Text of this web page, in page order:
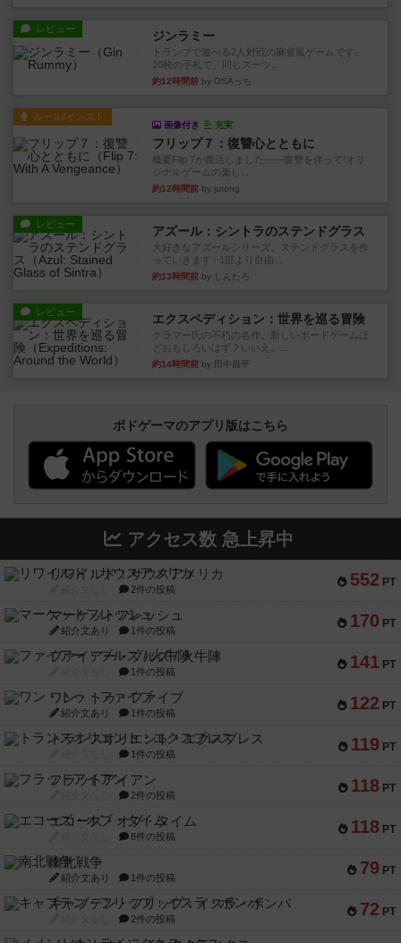
レビュー ジンラミー
トランプで遊べる2人対戦の麻雀風ゲームです。
10枚の手札で、同じスーツ...
約12時間前 by OSAっち
ルール/インスト
画像付き 充実
フリップ７：復讐心とともに
概要Flip 7が復活しました――復讐を伴って!オリ
ジナルゲームの楽し...
約12時間前 by jurong
レビュー アズール：シントラのステンドグラス
大好きなアズールシリーズ。ステンドグラスを作
っていきます✨1部より自由...
約13時間前 by しんたろ
レビュー エクスペディション：世界を巡る冒険
クラマー氏の不朽の名作。新しいボードゲームほ
どおもしろいはず？いいえ。...
約14時間前 by 田中昌平
ボドゲーマのアプリ版はこちら
アクセス数 急上昇中
552 PT
リワイルド：サウスアメリカ
2件の投稿
170 PT
マーケットフレッシュ
紹介文あり 1件の投稿
141 PT
ファイアー・ブルズ / 火牛陣
1件の投稿
122 PT
ワン・トゥ・ファイブ
紹介文あり 1件の投稿
119 PT
トランスオリエント・エクスプレス
1件の投稿
118 PT
フラットアイアン
2件の投稿
118 PT
エコーズ・オブ・タイム
8件の投稿
79 PT
南北戦争
紹介文あり 1件の投稿
72 PT
キャプテン・フリップ：イスラ・ボンバ
2件の投稿